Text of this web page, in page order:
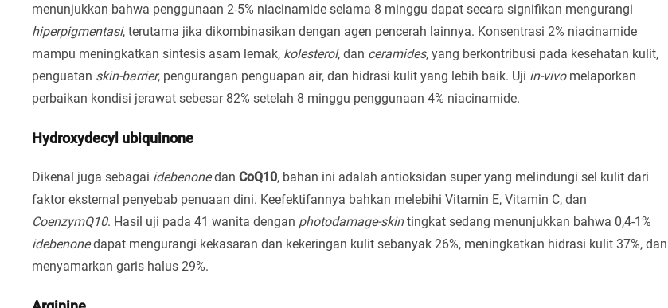
menunjukkan bahwa penggunaan 2-5% niacinamide selama 8 minggu dapat secara signifikan mengurangi
hiperpigmentasi, terutama jika dikombinasikan dengan agen pencerah lainnya. Konsentrasi 2% niacinamide
mampu meningkatkan sintesis asam lemak, kolesterol, dan ceramides, yang berkontribusi pada kesehatan kulit,
penguatan skin-barrier, pengurangan penguapan air, dan hidrasi kulit yang lebih baik. Uji in-vivomelaporkan
perbaikan kondisi jerawat sebesar 82% setelah 8 minggu penggunaan 4% niacinamide.
Hydroxydecyl ubiquinone
Dikenal juga sebagai idebenonedan CoQ10, bahan ini adalah antioksidan super yang melindungi sel kulit dari
faktor eksternal penyebab penuaan dini. Keefektifannya bahkan melebihi Vitamin E, Vitamin C, dan
CoenzymQ10. Hasil uji pada 41 wanita dengan photodamage-skintingkat sedang menunjukkan bahwa 0,4-1%
idebenonedapat mengurangi kekasaran dan kekeringan kulit sebanyak 26%, meningkatkan hidrasi kulit 37%, dan
menyamarkan garis halus 29%.